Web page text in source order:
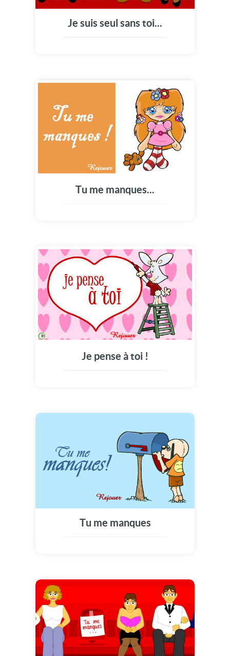
Je suis seul sans toi...
Tu me manques...
Je pense à toi !
Tu me manques